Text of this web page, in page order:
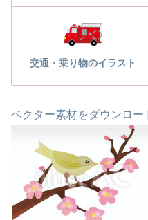
交通・乗り物のイラスト
ベクター素材をダウンロ